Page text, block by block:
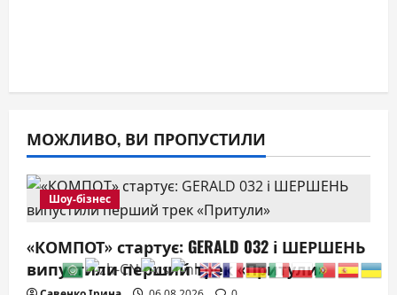
МОЖЛИВО, ВИ ПРОПУСТИЛИ
Шоу-бізнес
«КОМПОТ» стартує: GERALD 032 і ШЕРШЕНЬ
випустили перший трек «Притули»